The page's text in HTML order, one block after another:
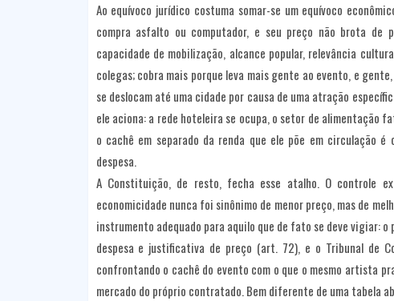
Ao equívoco jurídico costuma somar-se um equívoco
compra asfalto ou computador, e seu preço não brota de
capacidade de mobilização, alcance popular, relevância
colegas; cobra mais porque leva mais gente ao evento, e
se deslocam até uma cidade por causa de uma atração
ele aciona: a rede hoteleira se ocupa, o setor de alimentação
o cachê em separado da renda que ele põe em circulação
despesa.
A Constituição, de resto, fecha esse atalho. O controle
economicidade nunca foi sinônimo de menor preço, mas de
instrumento adequado para aquilo que de fato se deve vigiar:
despesa e justificativa de preço (art. 72), e o Tribunal de
confrontando o cachê do evento com o que o mesmo artista
mercado do próprio contratado. Bem diferente de uma tabela